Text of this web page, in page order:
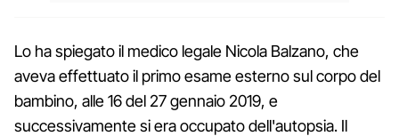
Lo ha spiegato il medico legale Nicola Balzano, che
aveva effettuato il primo esame esterno sul corpo del
bambino, alle 16 del 27 gennaio 2019, e
successivamente si era occupato dell'autopsia. Il